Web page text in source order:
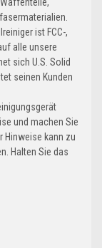
ist FCC-,
alle unsere
sich U.S. Solid
seinen Kunden
und machen Sie
Hinweise kann zu
Halten Sie das